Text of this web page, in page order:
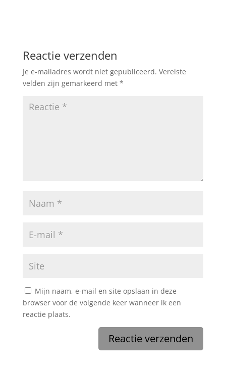
Reactie verzenden
Je e-mailadres wordt niet gepubliceerd. Vereiste
velden zijn gemarkeerd met *
Mijn naam, e-mail en site opslaan in deze
browser voor de volgende keer wanneer ik een
reactie plaats.